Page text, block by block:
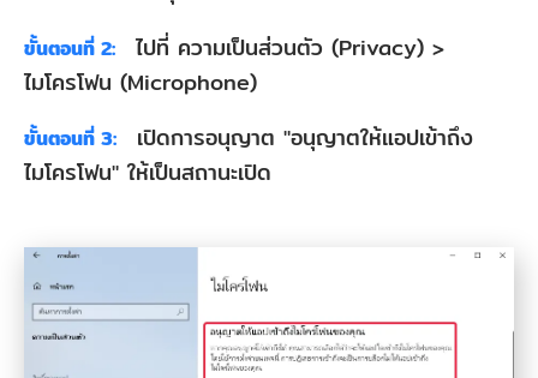
ขั้นตอนที่ 2:
ไปที่ ความเป็นส่วนตัว (Privacy) >
ไมโครโฟน (Microphone)
ขั้นตอนที่ 3:
เปิดการอนุญาต "อนุญาตให้แอปเข้าถึง
ไมโครโฟน" ให้เป็นสถานะเปิด